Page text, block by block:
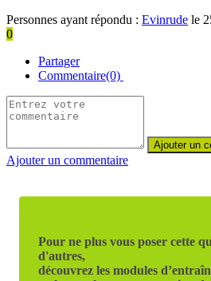
Personnes ayant répondu : Evinrude le
0
Partager
Commentaire(0)
Ajouter un commentaire
Pour ne plus vous poser cette
d'autres,
découvrez les modules